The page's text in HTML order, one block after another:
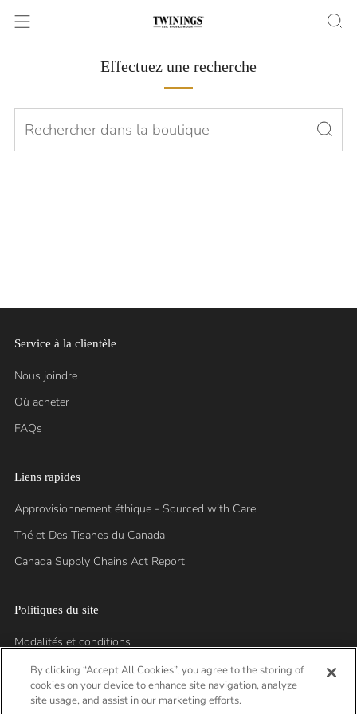
Effectuez une recherche
Service à la clientèle
Nous joindre
Où acheter
FAQs
Liens rapides
Approvisionnement éthique - Sourced with Care
Thé et Des Tisanes du Canada
Canada Supply Chains Act Report
Politiques du site
Modalités et conditions
Politique de confidentialité
By clicking “Accept All Cookies”, you agree to the storing of
cookies on your device to enhance site navigation, analyze
site usage, and assist in our marketing efforts.